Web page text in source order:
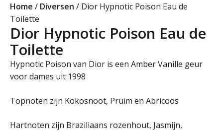
Home / Diversen / Dior Hypnotic Poison Eau de
Toilette
Dior Hypnotic Poison Eau de
Toilette
Hypnotic Poison van Dior is een Amber Vanille geur
voor dames uit 1998
Topnoten zijn Kokosnoot, Pruim en Abricoos
Hartnoten zijn Braziliaans rozenhout, Jasmijn,